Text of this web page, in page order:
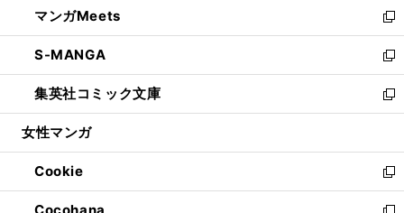
く
で
開
く
ド
ウ
で
開
く
ィ
ン
ド
ウ
で
開
い
ウ
ィ
ン
ド
ウ
開
く
マンガMeets
新
し
い
ウ
ィ
ン
ウ
で
開
く
S-MANGA
新
し
い
ウ
ン
ド
ウ
集英社コミック文庫
新
し
ウ
ィ
ン
女性マンガ
Cookie
新
し